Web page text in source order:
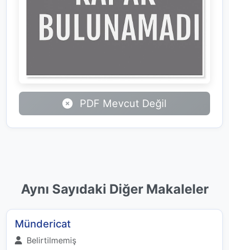
PDF Mevcut Değil
Aynı Sayıdaki Diğer Makaleler
Mündericat
Belirtilmemiş